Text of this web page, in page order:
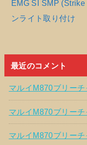
EMG SI SMP
ンライト取り付け
最近のコメント
マルイM870ブリー
マルイM870ブリー
マルイM870ブリー